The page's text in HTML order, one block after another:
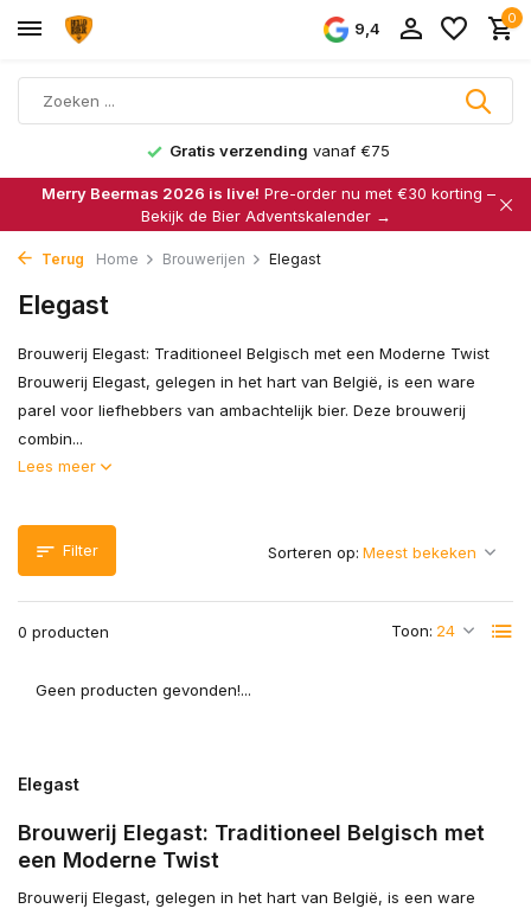
9,4
0
Gratis verzending vanaf €75
Merry Beermas 2026 is live! Pre-order nu met €30 korting –
Bekijk de Bier Adventskalender →
Terug Home Brouwerijen Elegast
Elegast
Brouwerij Elegast: Traditioneel Belgisch met een Moderne Twist
Brouwerij Elegast, gelegen in het hart van België, is een ware
parel voor liefhebbers van ambachtelijk bier. Deze brouwerij
combin...
Lees meer
Filter
0 producten Toon:
Sorteren op:
Geen producten gevonden!...
Elegast
Brouwerij Elegast: Traditioneel Belgisch met
een Moderne Twist
Brouwerij Elegast, gelegen in het hart van België, is een ware